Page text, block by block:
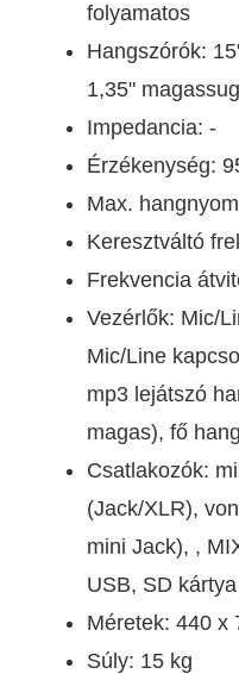
folyamatos
Hangszórók:
1,35"
Impedancia: -
Érzékenység:
Max.
Keresztváltó
Frekvencia
Vezérlők: Mic/
Mic/Line
mp3 lejátszó
magas), fő
Csatlakozók:
(Jack/XLR),
mini Jack), ,
USB, SD
Méretek: 440 x
Súly: 15 kg